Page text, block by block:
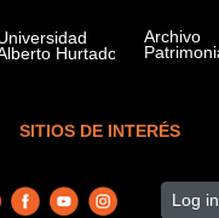
SITIOS DE INTERÉS
Log in